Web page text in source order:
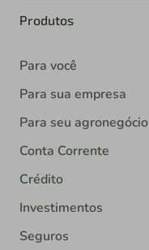
Produtos
Para você
Para sua empresa
Para seu agronegócio
Conta Corrente
Crédito
Investimentos
Seguros